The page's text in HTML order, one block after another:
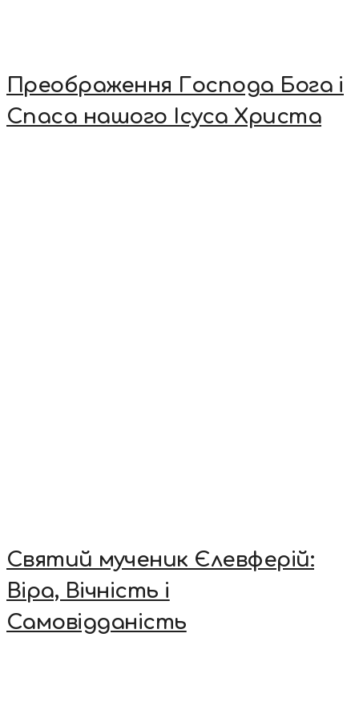
Преображення Господа Бога і
Спаса нашого Ісуса Христа
Святий мученик Єлевферій:
Віра, Вічність і
Самовідданість